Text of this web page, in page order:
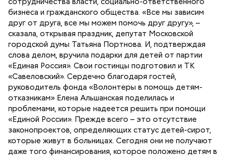
бизнеса и гражданского общества. «Все мы зависим
друг от друга, все мы можем помочь друг другу», –
сказала, открывая праздник, депутат Московской
городской думы Татьяна Портнова. И, подтверждая
слова делом, вручила подарки для детей от партии
«Единая Россия». Свои гостинцы подготовил и ТК
«Савеловский». Сердечно благодаря гостей,
руководитель фонда «Волонтеры в помощь детям-
отказникам» Елена Альшанская поделилась и
проблемами, которые надеется решить при помощи
«Единой России». Прежде всего – это отсутствие
законопроектов, определяющих статус детей-сирот,
которые живут в больницах. Сегодня они не получают
даже того финансирования, которое положено детям в